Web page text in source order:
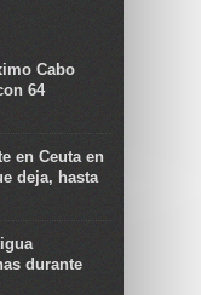
Cabo
64
en Ceuta en
deja, hasta
durante